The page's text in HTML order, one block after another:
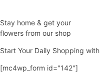
Stay home & get your
flowers from our shop
Start Your Daily Shopping with
[mc4wp_form id="142"]